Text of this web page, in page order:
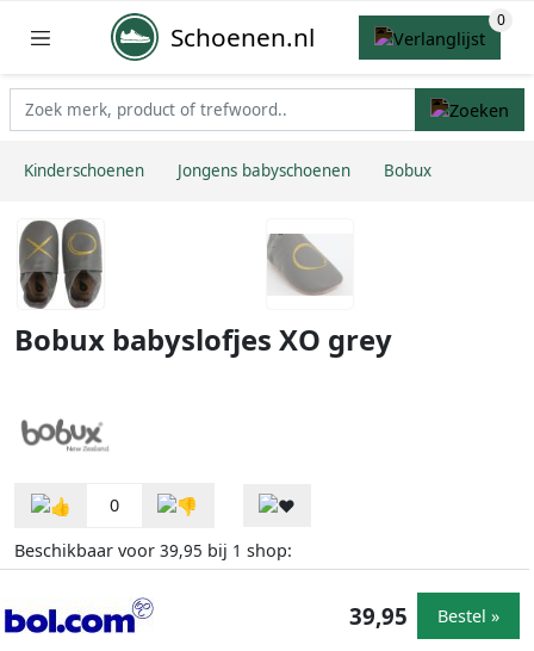
Schoenen.nl
Kinderschoenen Jongens babyschoenen Bobux
Bobux babyslofjes XO grey
0
Beschikbaar voor 39,95 bij 1 shop:
39,95 Bestel »